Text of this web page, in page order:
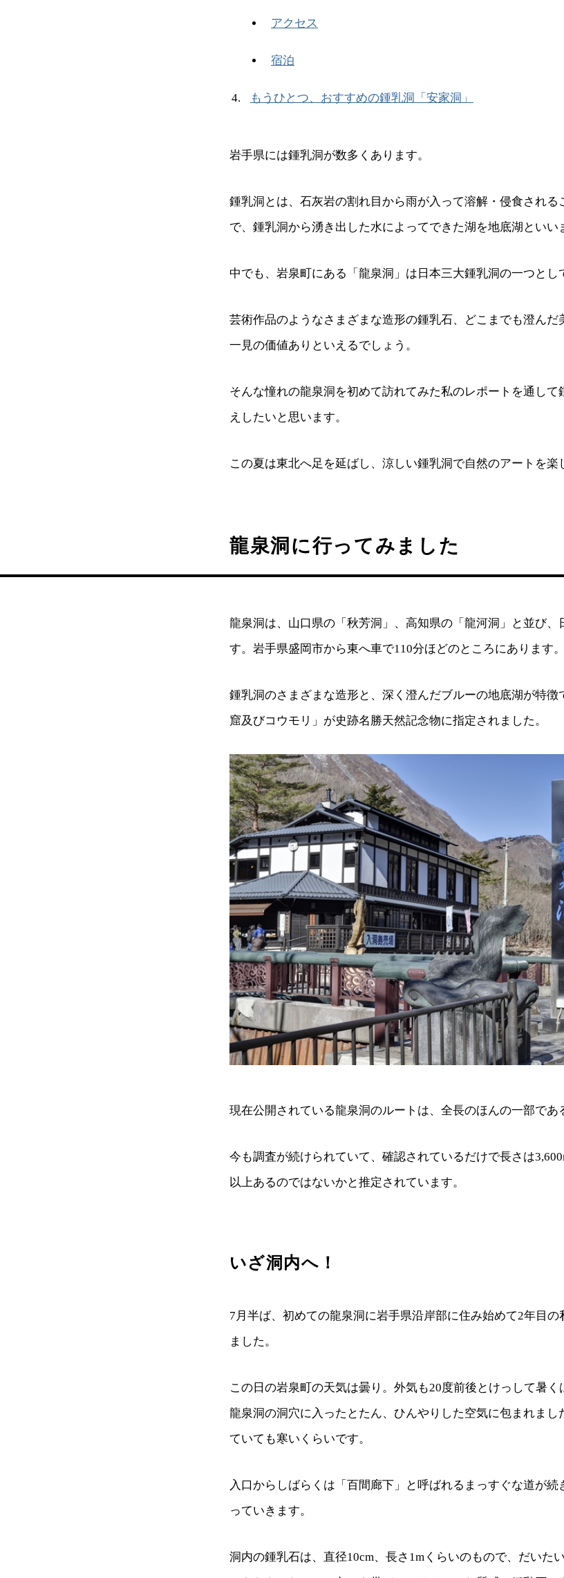
アクセス
宿泊
もうひとつ、おすすめの鍾乳洞「安家洞」
岩手県には鍾乳洞が数多くあります。
鍾乳洞とは、石灰岩の割れ目から雨が入って溶解・侵食される
で、鍾乳洞から湧き出した水によってできた湖を地底湖といい
中でも、岩泉町にある「龍泉洞」は日本三大鍾乳洞の一つとし
芸術作品のようなさまざまな造形の鍾乳石、どこまでも澄んだ
一見の価値ありといえるでしょう。
そんな憧れの龍泉洞を初めて訪れてみた私のレポートを通し
えしたいと思います。
この夏は東北へ足を延ばし、涼しい鍾乳洞で自然のアートを楽
龍泉洞に行ってみました
龍泉洞は、山口県の「秋芳洞」、高知県の「龍河洞」と並び、
す。岩手県盛岡市から東へ車で110分ほどのところにあります。
鍾乳洞のさまざまな造形と、深く澄んだブルーの地底湖が特徴
窟及びコウモリ」が史跡名勝天然記念物に指定されました。
現在公開されている龍泉洞のルートは、全長のほんの一部であ
今も調査が続けられていて、確認されているだけで長さは
以上あるのではないかと推定されています。
いざ洞内へ！
7月半ば、初めての龍泉洞に岩手県沿岸部に住み始めて2年目
ました。
この日の岩泉町の天気は曇り。外気も20度前後とけっして暑く
龍泉洞の洞穴に入ったとたん、ひんやりした空気に包まれまし
ていても寒いくらいです。
入口からしばらくは「百間廊下」と呼ばれるまっすぐな道が続
っていきます。
洞内の鍾乳石は、直径10cm、長さ1mくらいのもので、だいた